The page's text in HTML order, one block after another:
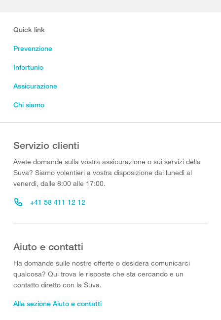
Quick link
Prevenzione
Infortunio
Assicurazione
Chi siamo
Servizio clienti
Avete domande sulla vostra assicurazione o sui servizi della
Suva? Siamo volentieri a vostra disposizione dal lunedì al
venerdì, dalle 8:00 alle 17:00.
+41 58 411 12 12
Aiuto e contatti
Ha domande sulle nostre offerte o desidera comunicarci
qualcosa? Qui trova le risposte che sta cercando e un
contatto diretto con la Suva.
Alla sezione Aiuto e contatti